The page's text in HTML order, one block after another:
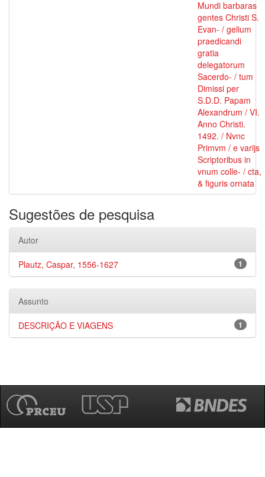
Mundi barbaras
gentes Christi S.
Evan- / gelium
praedicandi
gratia
delegatorum
Sacerdo- / tum
Dimissi per
S.D.D. Papam
Alexandrum / VI.
Anno Christi.
1492. / Nvnc
Primvm / e varijs
Scriptoribus in
vnum colle- / cta,
& figuris ornata
Sugestões de pesquisa
Autor
1
Plautz, Caspar, 1556-1627
Assunto
1
DESCRIÇÃO E VIAGENS